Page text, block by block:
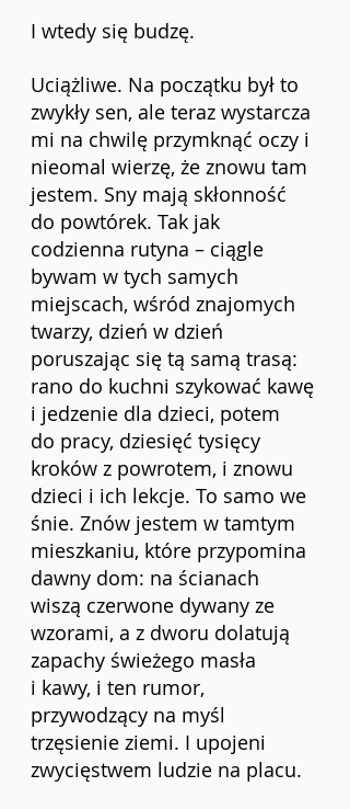
I wtedy się budzę.
Uciążliwe. Na początku był to
zwykły sen, ale teraz wystarcza
mi na chwilę przymknąć oczy i
nieomal wierzę, że znowu tam
jestem. Sny mają skłonność
do powtórek. Tak jak
codzienna rutyna – ciągle
bywam w tych samych
miejscach, wśród znajomych
twarzy, dzień w dzień
poruszając się tą samą trasą:
rano do kuchni szykować kawę
i jedzenie dla dzieci, potem
do pracy, dziesięć tysięcy
kroków z powrotem, i znowu
dzieci i ich lekcje. To samo we
śnie. Znów jestem w tamtym
mieszkaniu, które przypomina
dawny dom: na ścianach
wiszą czerwone dywany ze
wzorami, a z dworu dolatują
zapachy świeżego masła
i kawy, i ten rumor,
przywodzący na myśl
trzęsienie ziemi. I upojeni
zwycięstwem ludzie na placu.